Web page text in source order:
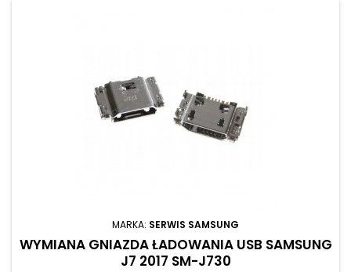
MARKA: SERWIS SAMSUNG
WYMIANA GNIAZDA ŁADOWANIA USB SAMSUNG
J7 2017 SM-J730